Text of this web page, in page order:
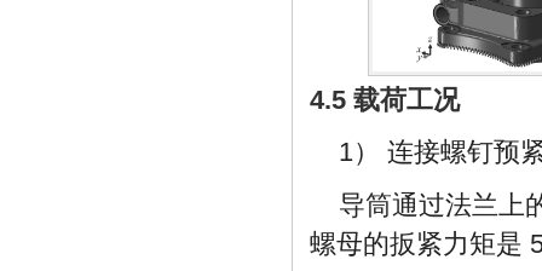
4.5 载荷工况
1） 连接螺钉预
导筒通过法兰上
螺母的扳紧力矩是